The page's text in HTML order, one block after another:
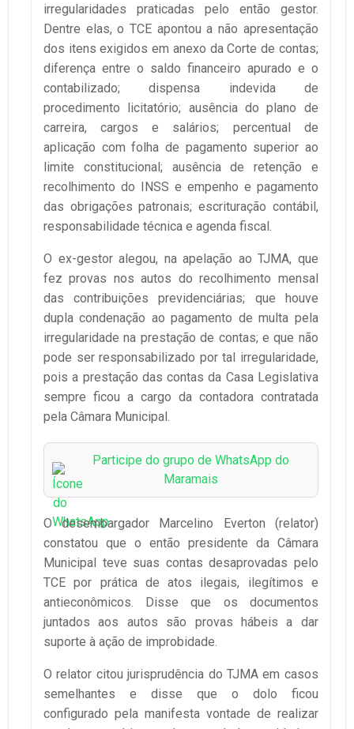
irregularidades praticadas pelo então gestor.
Dentre elas, o TCE apontou a não apresentação
dos itens exigidos em anexo da Corte de contas;
diferença entre o saldo financeiro apurado e o
contabilizado; dispensa indevida de
procedimento licitatório; ausência do plano de
carreira, cargos e salários; percentual de
aplicação com folha de pagamento superior ao
limite constitucional; ausência de retenção e
recolhimento do INSS e empenho e pagamento
das obrigações patronais; escrituração contábil,
responsabilidade técnica e agenda fiscal.
O ex-gestor alegou, na apelação ao TJMA, que
fez provas nos autos do recolhimento mensal
das contribuições previdenciárias; que houve
dupla condenação ao pagamento de multa pela
irregularidade na prestação de contas; e que não
pode ser responsabilizado por tal irregularidade,
pois a prestação das contas da Casa Legislativa
sempre ficou a cargo da contadora contratada
pela Câmara Municipal.
Participe do grupo de WhatsApp do
Maramais
O desembargador Marcelino Everton (relator)
constatou que o então presidente da Câmara
Municipal teve suas contas desaprovadas pelo
TCE por prática de atos ilegais, ilegítimos e
antieconômicos. Disse que os documentos
juntados aos autos são provas hábeis a dar
suporte à ação de improbidade.
O relator citou jurisprudência do TJMA em casos
semelhantes e disse que o dolo ficou
configurado pela manifesta vontade de realizar